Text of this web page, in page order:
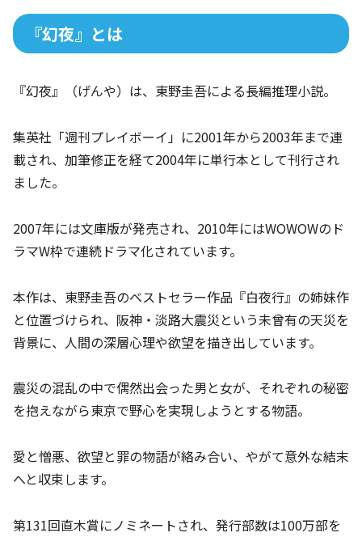
『幻夜』とは
『幻夜』（げんや）は、東野圭吾による長編推理小説。
集英社「週刊プレイボーイ」に2001年から2003年まで連
載され、加筆修正を経て2004年に単行本として刊行され
ました。
2007年には文庫版が発売され、2010年にはWOWOWのド
ラマW枠で連続ドラマ化されています。
本作は、東野圭吾のベストセラー作品『白夜行』の姉妹作
と位置づけられ、阪神・淡路大震災という未曾有の天災を
背景に、人間の深層心理や欲望を描き出しています。
震災の混乱の中で偶然出会った男と女が、それぞれの秘密
を抱えながら東京で野心を実現しようとする物語。
愛と憎悪、欲望と罪の物語が絡み合い、やがて意外な結末
へと収束します。
第131回直木賞にノミネートされ、発行部数は100万部を